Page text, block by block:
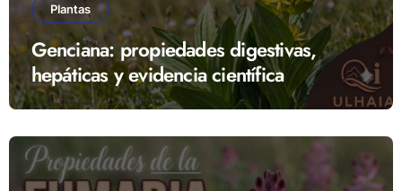
Plantas
Genciana: propiedades digestivas,
hepáticas y evidencia científica